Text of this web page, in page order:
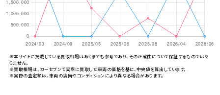
※本サイトに掲載している買取相場はあくまでも参考であり、その正確性について保証するものではあ
りません。
※買取相場は、カーセブンで実際に買取した車両の価格を基に、中央値を算出しています。
※実際の査定額は、車両の装備やコンディションにより異なる場合があります。